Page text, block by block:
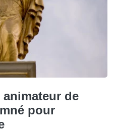
animateur de
pour